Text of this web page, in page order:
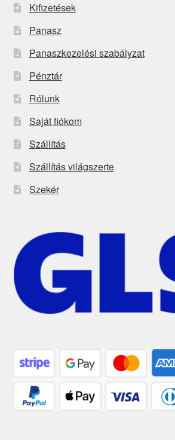
Kifizetések
Panasz
Panaszkezelési szabályzat
Pénztár
Rólunk
Saját fiókom
Szállítás
Szállítás világszerte
Szekér